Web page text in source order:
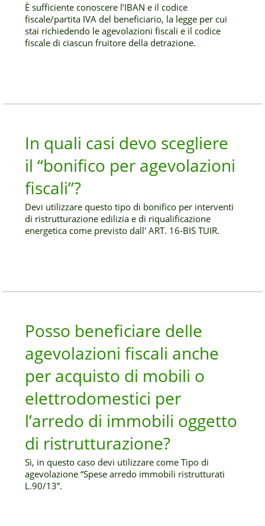
È sufficiente conoscere l’IBAN e il codice
fiscale/partita IVA del beneficiario, la legge per cui
stai richiedendo le agevolazioni fiscali e il codice
fiscale di ciascun fruitore della detrazione.
In quali casi devo scegliere
il “bonifico per agevolazioni
fiscali”?
Devi utilizzare questo tipo di bonifico per interventi
di ristrutturazione edilizia e di riqualificazione
energetica come previsto dall' ART. 16-BIS TUIR.
Posso beneficiare delle
agevolazioni fiscali anche
per acquisto di mobili o
elettrodomestici per
l’arredo di immobili oggetto
di ristrutturazione?
Sì, in questo caso devi utilizzare come Tipo di
agevolazione “Spese arredo immobili ristrutturati
L.90/13”.